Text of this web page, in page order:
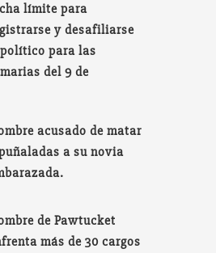
límite para
y desafiliarse
para las
del 9 de
acusado de matar
a su novia
de Pawtucket
más de 30 cargos